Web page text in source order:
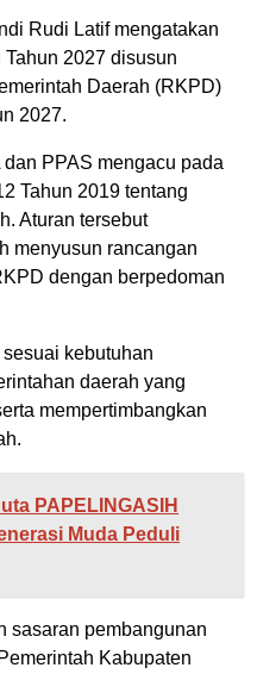
Rudi Latif mengatakan
2027 disusun
Daerah (RKPD)
2027.
PPAS mengacu pada
Tahun 2019 tentang
Aturan tersebut
menyusun rancangan
dengan berpedoman
kebutuhan
daerah yang
mempertimbangkan
PAPELINGASIH
Muda Peduli
sasaran pembangunan
Kabupaten